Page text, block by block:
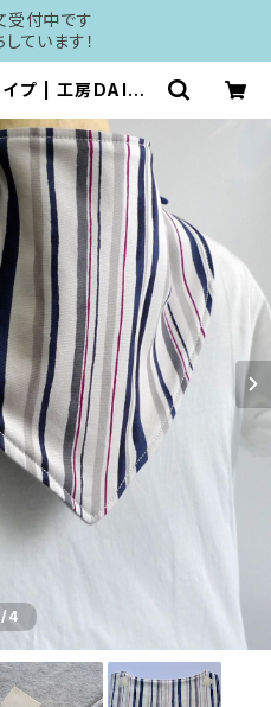
受付中です
ています！
イプ | 工房DAISH
/4